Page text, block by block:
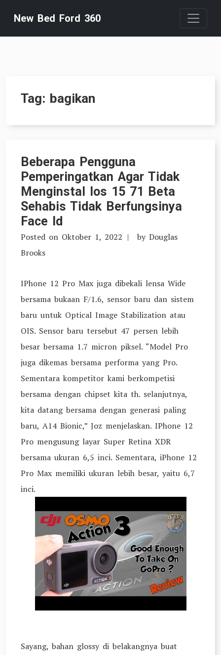
content
New Bed Ford 360
Tag: bagikan
Beberapa Pengguna
Pemperingatkan Agar Tidak
Menginstal Ios 15 71 Beta
Sehabis Tidak Berfungsinya
Face Id
Posted on Oktober 1, 2022 by Douglas
Brooks
IPhone 12 Pro Max juga dibekali lensa Wide
bersama bukaan F/1.6, sensor baru dan sistem
baru untuk Optical Image Stabilization atau
OIS. Sensor baru tersebut 47 persen lebih
besar bersama 1.7 micron piksel. “Model Pro
juga dikemas bersama performa yang Pro.
Sementara kompetitor kami berkompetisi
bersama dengan chipset kita th. selanjutnya,
kita datang bersama dengan generasi paling
baru, A14 Bionic,” Joz menjelaskan. IPhone 12
Pro mengusung layar Super Retina XDR
bersama ukuran 6,5 inci. Sementara, iPhone 12
Pro Max memiliki ukuran lebih besar, yaitu 6,7
inci.
Sayang, bahan glossy di belakangnya buat